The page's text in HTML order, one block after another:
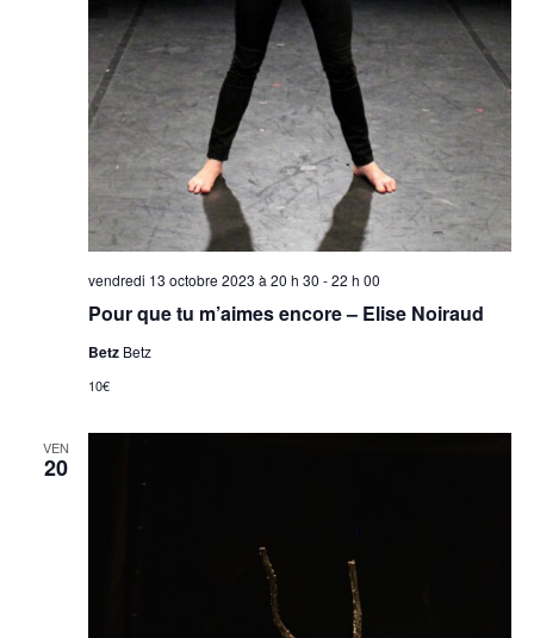
Pour que tu m’aimes encore – Elise Noiraud
vendredi 13 octobre 2023 à 20 h 30 -22 h 00
Betz Betz
10€
VEN
20